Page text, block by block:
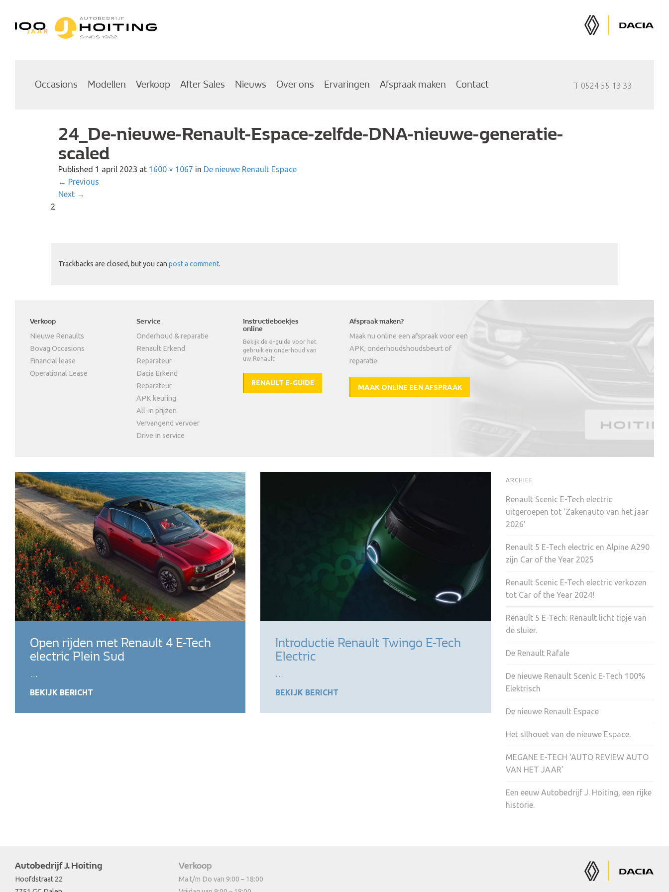
Autobedrijf Hoiting
Dacia
Renault
Auto's
T 0524 55 13 33
Occasions Modellen Verkoop After Sales Nieuws Over ons Ervaringen Afspraak maken Contact
24_De-nieuwe-Renault-Espace-zelfde-DNA-nieuwe-generatie-
scaled
Published 1 april 2023 at 1600 × 1067 in De nieuwe Renault Espace
← Previous
Next →
2
Trackbacks are closed, but you can post a comment.
Verkoop
Nieuwe Renaults
Bovag Occasions
Financial lease
Operational Lease
Service
Onderhoud & reparatie
Renault Erkend
Reparateur
Dacia Erkend
Reparateur
APK keuring
All-in prijzen
Vervangend vervoer
Drive In service
Instructieboekjes
online
Bekijk de e-guide voor het
gebruik en onderhoud van
uw Renault
RENAULT E-GUIDE
Afspraak maken?
Maak nu online een afspraak voor een
APK, onderhoudshoudsbeurt of
reparatie.
MAAK ONLINE EEN AFSPRAAK
Open rijden met Renault 4 E-Tech
electric Plein Sud
…
BEKIJK BERICHT
Introductie Renault Twingo E-Tech
Electric
…
BEKIJK BERICHT
ARCHIEF
Renault Scenic E-Tech electric
uitgeroepen tot ‘Zakenauto van het jaar
2026′
Renault 5 E-Tech electric en Alpine A290
zijn Car of the Year 2025
Renault Scenic E-Tech electric verkozen
tot Car of the Year 2024!
Renault 5 E-Tech: Renault licht tipje van
de sluier.
De Renault Rafale
De nieuwe Renault Scenic E-Tech 100%
Elektrisch
De nieuwe Renault Espace
Het silhouet van de nieuwe Espace.
MEGANE E-TECH ‘AUTO REVIEW AUTO
VAN HET JAAR’
Een eeuw Autobedrijf J. Hoiting, een rijke
historie.
Autobedrijf J. Hoiting
Hoofdstraat 22
Verkoop
Ma t/m Do van 9:00 – 18:00
Dacia
Renault
Auto's